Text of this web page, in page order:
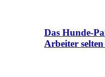
Das Hunde-
Arbeiter